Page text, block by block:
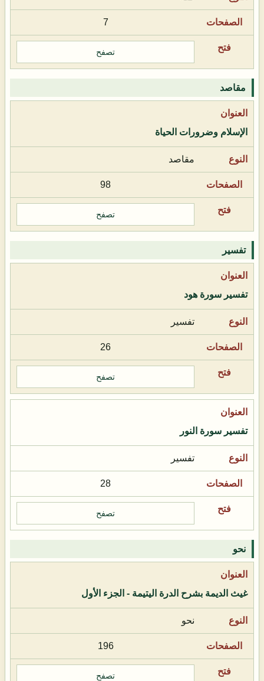
7
تصفح
مقاصد
الإسلام وضرورات الحياة
مقاصد
98
تصفح
تفسير
تفسير سورة هود
تفسير
26
تصفح
تفسير سورة النور
تفسير
28
تصفح
نحو
غيث الديمة بشرح الدرة اليتيمة - الجزء الأول
نحو
196
تصفح